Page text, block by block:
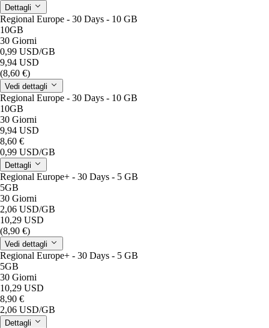
Dettagli
Regional Europe - 30 Days - 10 GB
10GB
30 Giorni
0,99 USD/GB
9,94 USD
(8,60 €)
Vedi dettagli
Regional Europe - 30 Days - 10 GB
10GB
30 Giorni
9,94 USD
8,60 €
0,99 USD/GB
Dettagli
Regional Europe+ - 30 Days - 5 GB
5GB
30 Giorni
2,06 USD/GB
10,29 USD
(8,90 €)
Vedi dettagli
Regional Europe+ - 30 Days - 5 GB
5GB
30 Giorni
10,29 USD
8,90 €
2,06 USD/GB
Dettagli